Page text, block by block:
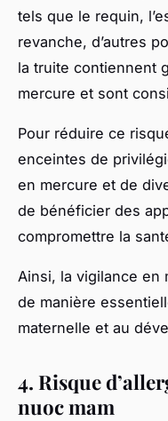
tels que le requin,
revanche, d’autres
la truite contiennent
mercure et sont
Pour réduire ce
enceintes de
en mercure et de
de bénéficier des
compromettre la
Ainsi, la vigilance en
de manière
maternelle et au
4. Risque
nuoc mam